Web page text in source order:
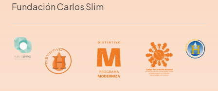
Fundación Carlos Slim